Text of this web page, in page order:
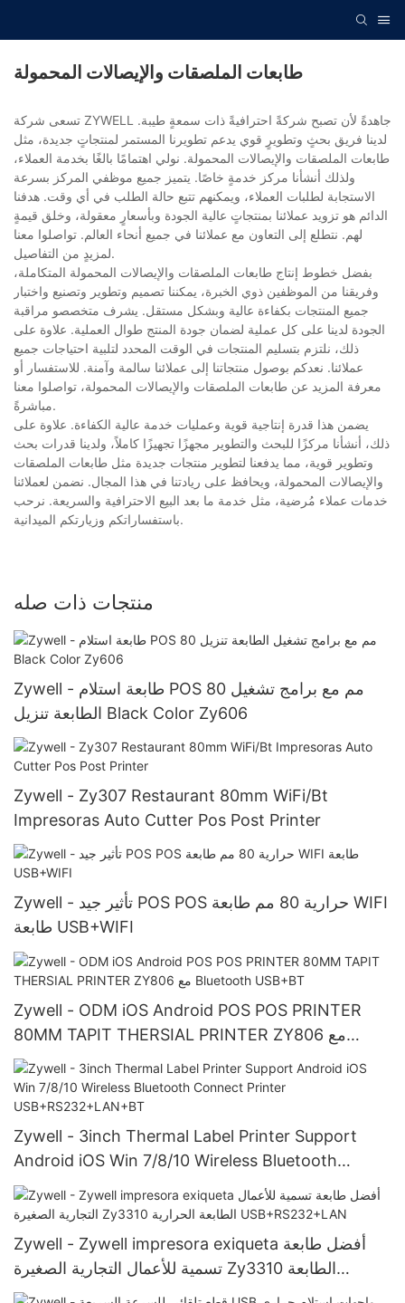
طابعات الملصقات والإيصالات المحمولة
تسعى شركة ZYWELL جاهدةً لأن تصبح شركةً احترافيةً ذات سمعةٍ طيبة.
لدينا فريق بحثٍ وتطويرٍ قوي يدعم تطويرنا المستمر لمنتجاتٍ جديدة، مثل
طابعات الملصقات والإيصالات المحمولة. نولي اهتمامًا بالغًا بخدمة العملاء،
ولذلك أنشأنا مركز خدمةٍ خاصًا. يتميز جميع موظفي المركز بسرعة
الاستجابة لطلبات العملاء، ويمكنهم تتبع حالة الطلب في أي وقت. هدفنا
الدائم هو تزويد عملائنا بمنتجاتٍ عالية الجودة وبأسعارٍ معقولة، وخلق قيمةٍ
لهم. نتطلع إلى التعاون مع عملائنا في جميع أنحاء العالم. تواصلوا معنا
لمزيدٍ من التفاصيل.
بفضل خطوط إنتاج طابعات الملصقات والإيصالات المحمولة المتكاملة،
وفريقنا من الموظفين ذوي الخبرة، يمكننا تصميم وتطوير وتصنيع واختبار
جميع المنتجات بكفاءة عالية وبشكل مستقل. يشرف متخصصو مراقبة
الجودة لدينا على كل عملية لضمان جودة المنتج طوال العملية. علاوة على
ذلك، نلتزم بتسليم المنتجات في الوقت المحدد لتلبية احتياجات جميع
عملائنا. نعدكم بوصول منتجاتنا إلى عملائنا سالمة وآمنة. للاستفسار أو
معرفة المزيد عن طابعات الملصقات والإيصالات المحمولة، تواصلوا معنا
مباشرةً.
يضمن هذا قدرة إنتاجية قوية وعمليات خدمة عالية الكفاءة. علاوة على
ذلك، أنشأنا مركزًا للبحث والتطوير مجهزًا تجهيزًا كاملاً، ولدينا قدرات بحث
وتطوير قوية، مما يدفعنا لتطوير منتجات جديدة مثل طابعات الملصقات
والإيصالات المحمولة، ويحافظ على ريادتنا في هذا المجال. نضمن لعملائنا
خدمات عملاء مُرضية، مثل خدمة ما بعد البيع الاحترافية والسريعة. نرحب
باستفساراتكم وزيارتكم الميدانية.
منتجات ذات صله
Zywell - طابعة استلام POS 80 مم مع برامج تشغيل
الطابعة تنزيل Black Color Zy606
Zywell - Zy307 Restaurant 80mm WiFi/Bt
Impresoras Auto Cutter Pos Post Printer
Zywell - تأثير جيد POS POS حرارية 80 مم طابعة WIFI
طابعة USB+WIFI
Zywell - ODM iOS Android POS POS PRINTER
80MM TAPIT THERSIAL PRINTER ZY806 مع
Bluetooth USB+BT
Zywell - 3inch Thermal Label Printer Support
Android iOS Win 7/8/10 Wireless Bluetooth
Connect Printer USB+RS232+LAN+BT
Zywell - Zywell impresora exiqueta أفضل طابعة
تسمية للأعمال التجارية الصغيرة Zy3310 الطابعة
الحرارية USB+RS232+LAN